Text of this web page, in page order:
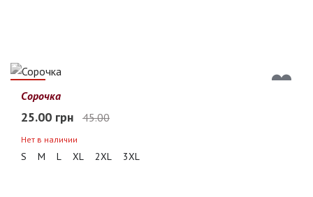
44%
Сорочка
25.00 грн 45.00
Нет в наличии
S M L XL 2XL 3XL